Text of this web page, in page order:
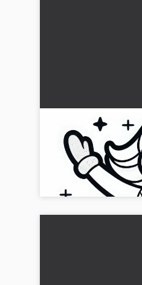
Konståkare övar
målarbild
Målarbilden visar en
mallen gratis för att